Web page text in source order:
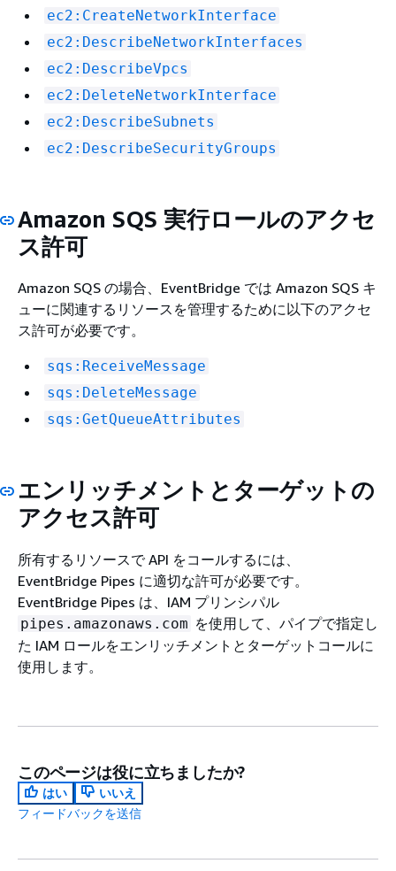
ec2:CreateNetworkInterface
ec2:DescribeNetworkInterfaces
ec2:DescribeVpcs
ec2:DeleteNetworkInterface
ec2:DescribeSubnets
ec2:DescribeSecurityGroups
Amazon SQS 実行ロールのアクセ
ス許可
Amazon SQS の場合、EventBridge では Amazon SQS キ
ューに関連するリソースを管理するために以下のアクセ
ス許可が必要です。
sqs:ReceiveMessage
sqs:DeleteMessage
sqs:GetQueueAttributes
エンリッチメントとターゲットの
アクセス許可
所有するリソースで API をコールするには、
EventBridge Pipes に適切な許可が必要です。
EventBridge Pipes は、IAM プリンシパル
pipes.amazonaws.com を使用して、パイプで指定し
た IAM ロールをエンリッチメントとターゲットコールに
使用します。
このページは役に立ちましたか?
はい
いいえ
フィードバックを送信